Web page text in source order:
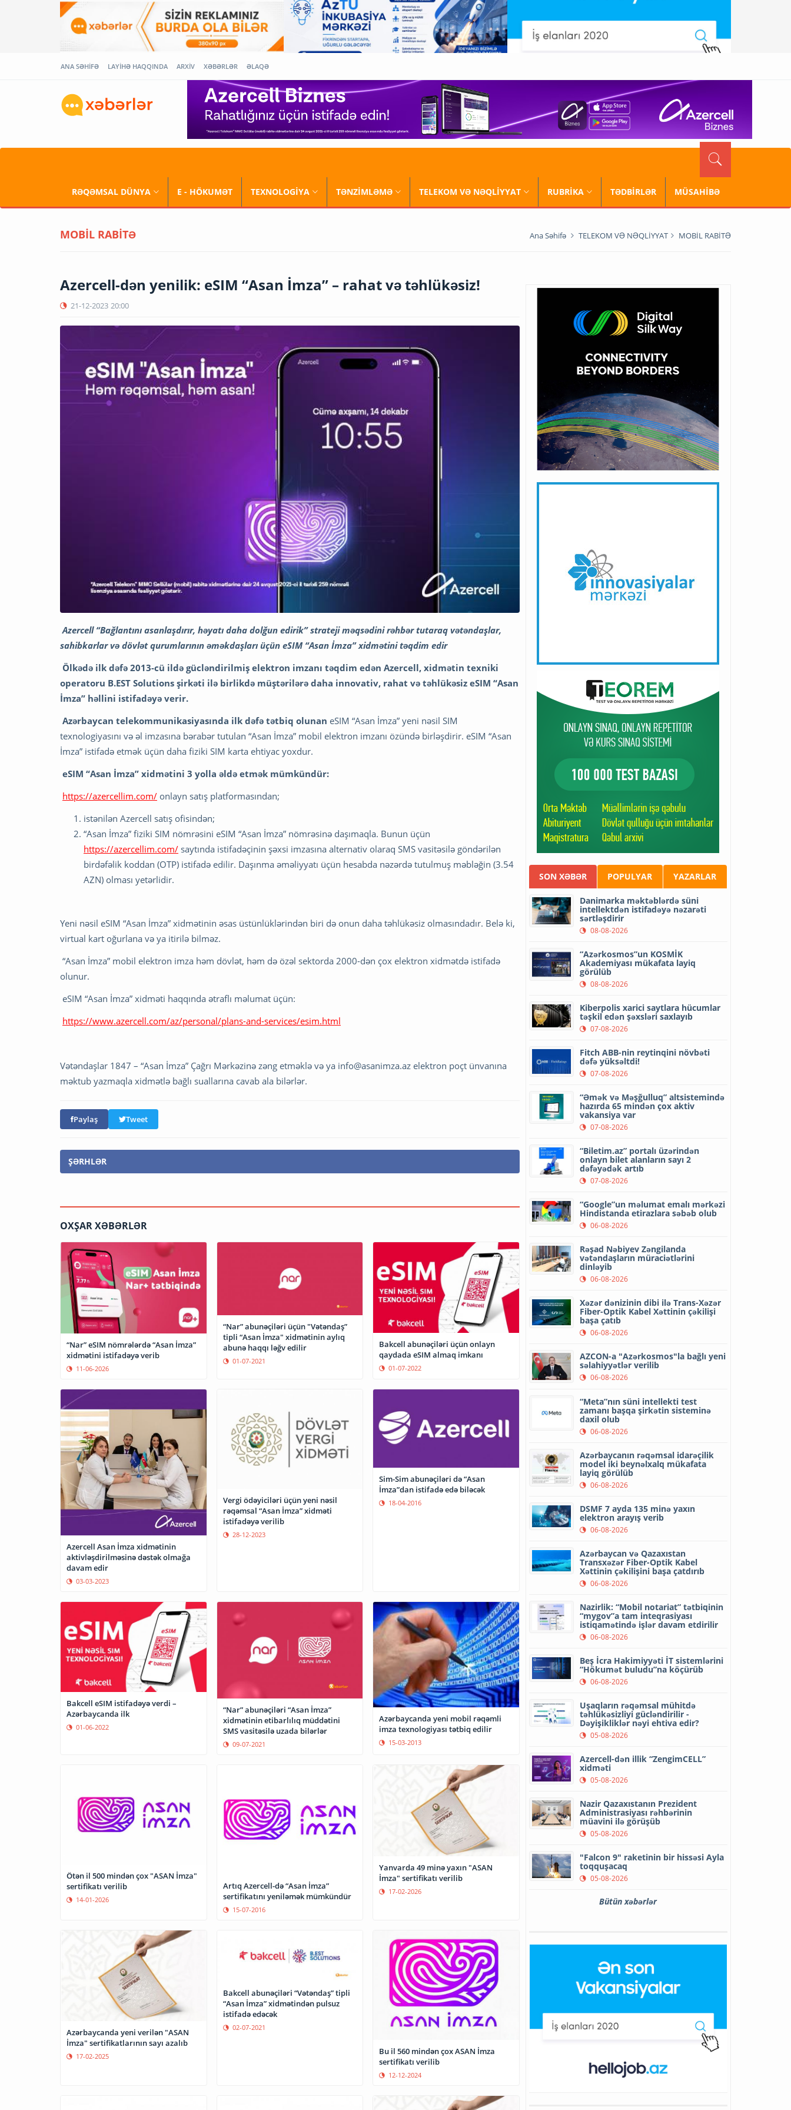
ANA SƏHİFƏ LAYİHƏ HAQQINDA ARXİV XƏBƏRLƏR ƏLAQƏ
RƏQƏMSAL DÜNYA E - HÖKUMƏT TEXNOLOGİYA TƏNZİMLƏMƏ TELEKOM VƏ NƏQLİYYAT RUBRİKA TƏDBİRLƏR MÜSAHİBƏ
MOBİL RABİTƏ Ana Səhifə TELEKOM VƏ NƏQLİYYAT MOBİL RABİTƏ
Azercell-dən yenilik: eSIM “Asan İmza” – rahat və təhlükəsiz!
21-12-2023 20:00
Azercell “Bağlantını asanlaşdırır, həyatı daha dolğun edirik” strateji məqsədini rəhbər tutaraq vətəndaşlar,
sahibkarlar və dövlət qurumlarının əməkdaşları üçün eSIM “Asan İmza” xidmətini təqdim edir
Ölkədə ilk dəfə 2013-cü ildə gücləndirilmiş elektron imzanı təqdim edən Azercell, xidmətin texniki
operatoru B.EST Solutions şirkəti ilə birlikdə müştərilərə daha innovativ, rahat və təhlükəsiz eSIM “Asan
İmza” həllini istifadəyə verir.
Azərbaycan telekommunikasiyasında ilk dəfə tətbiq olunan eSIM “Asan İmza” yeni nəsil SIM
texnologiyasını və əl imzasına bərabər tutulan “Asan İmza” mobil elektron imzanı özündə birləşdirir. eSIM “Asan
İmza” istifadə etmək üçün daha fiziki SIM karta ehtiyac yoxdur.
eSIM “Asan İmza” xidmətini 3 yolla əldə etmək mümkündür:
https://azercellim.com/ onlayn satış platformasından;
istənilən Azercell satış ofisindən;
“Asan İmza” fiziki SIM nömrəsini eSIM “Asan İmza” nömrəsinə daşımaqla. Bunun üçün
https://azercellim.com/ saytında istifadəçinin şəxsi imzasına alternativ olaraq SMS vasitəsilə göndərilən
birdəfəlik koddan (OTP) istifadə edilir. Daşınma əməliyyatı üçün hesabda nəzərdə tutulmuş məbləğin (3.54
AZN) olması yetərlidir.
Yeni nəsil eSIM “Asan İmza” xidmətinin əsas üstünlüklərindən biri də onun daha təhlükəsiz olmasındadır. Belə ki,
virtual kart oğurlana və ya itirilə bilməz.
“Asan İmza” mobil elektron imza həm dövlət, həm də özəl sektorda 2000-dən çox elektron xidmətdə istifadə
olunur.
eSIM “Asan İmza” xidməti haqqında ətraflı məlumat üçün:
https://www.azercell.com/az/personal/plans-and-services/esim.html
Vətəndaşlar 1847 – “Asan İmza” Çağrı Mərkəzinə zəng etməklə və ya info@asanimza.az elektron poçt ünvanına
məktub yazmaqla xidmətlə bağlı suallarına cavab ala bilərlər.
Paylaş Tweet
ŞƏRHLƏR
OXŞAR XƏBƏRLƏR
“Nar” eSIM nömrələrdə “Asan İmza”
xidmətini istifadəyə verib
11-06-2026
“Nar” abunəçiləri üçün "Vətəndaş”
tipli “Asan İmza" xidmətinin aylıq
abunə haqqı ləğv edilir
01-07-2021
Bakcell abunəçiləri üçün onlayn
qaydada eSIM almaq imkanı
01-07-2022
Azercell Asan İmza xidmətinin
aktivləşdirilməsinə dəstək olmağa
davam edir
03-03-2023
Vergi ödəyiciləri üçün yeni nəsil
rəqəmsal “Asan İmza” xidməti
istifadəyə verilib
28-12-2023
Sim-Sim abunəçiləri də “Asan
İmza”dan istifadə edə biləcək
18-04-2016
Bakcell eSIM istifadəyə verdi –
Azərbaycanda ilk
01-06-2022
“Nar” abunəçiləri “Asan İmza”
xidmətinin etibarlılıq müddətini
SMS vasitəsilə uzada bilərlər
09-07-2021
Azərbaycanda yeni mobil rəqəmli
imza texnologiyası tətbiq edilir
15-03-2013
Ötən il 500 mindən çox "ASAN İmza"
sertifikatı verilib
14-01-2026
Artıq Azercell-də “Asan İmza”
sertifikatını yeniləmək mümkündür
15-07-2016
Yanvarda 49 minə yaxın "ASAN
İmza" sertifikatı verilib
17-02-2026
Azərbaycanda yeni verilən "ASAN
İmza" sertifikatlarının sayı azalıb
17-02-2025
Bakcell abunəçiləri “Vətəndaş” tipli
“Asan İmza” xidmətindən pulsuz
istifadə edəcək
02-07-2021
Bu il 560 mindən çox ASAN İmza
sertifikatı verilib
12-12-2024
SON XƏBƏR POPULYAR YAZARLAR
Danimarka məktəblərdə süni
intellektdən istifadəyə nəzarəti
sərtləşdirir
08-08-2026
“Azərkosmos”un KOSMİK
Akademiyası mükafata layiq
görülüb
08-08-2026
Kiberpolis xarici saytlara hücumlar
təşkil edən şəxsləri saxlayıb
07-08-2026
Fitch ABB-nin reytinqini növbəti
dəfə yüksəltdi!
07-08-2026
“Əmək və Məşğulluq” altsistemində
hazırda 65 mindən çox aktiv
vakansiya var
07-08-2026
“Biletim.az” portalı üzərindən
onlayn bilet alanların sayı 2
dəfəyədək artıb
07-08-2026
“Google”un məlumat emalı mərkəzi
Hindistanda etirazlara səbəb olub
06-08-2026
Rəşad Nəbiyev Zəngilanda
vətəndaşların müraciətlərini
dinləyib
06-08-2026
Xəzər dənizinin dibi ilə Trans-Xəzər
Fiber-Optik Kabel Xəttinin çəkilişi
başa çatıb
06-08-2026
AZCON-a "Azərkosmos"la bağlı yeni
səlahiyyətlər verilib
06-08-2026
“Meta”nın süni intellekti test
zamanı başqa şirkətin sisteminə
daxil olub
06-08-2026
Azərbaycanın rəqəmsal idarəçilik
model iki beynəlxalq mükafata
layiq görülüb
06-08-2026
DSMF 7 ayda 135 minə yaxın
elektron arayış verib
06-08-2026
Azərbaycan və Qazaxıstan
Transxəzər Fiber-Optik Kabel
Xəttinin çəkilişini başa çatdırıb
06-08-2026
Nazirlik: “Mobil notariat” tətbiqinin
“mygov”a tam inteqrasiyası
istiqamətində işlər davam etdirilir
06-08-2026
Beş İcra Hakimiyyəti İT sistemlərini
“Hökumət buludu”na köçürüb
06-08-2026
Uşaqların rəqəmsal mühitdə
təhlükəsizliyi gücləndirilir -
Dəyişikliklər nəyi ehtiva edir?
05-08-2026
Azercell-dən illik “ZengimCELL”
xidməti
05-08-2026
Nazir Qazaxıstanın Prezident
Administrasiyası rəhbərinin
müavini ilə görüşüb
05-08-2026
"Falcon 9" raketinin bir hissəsi Ayla
toqquşacaq
05-08-2026
Bütün xəbərlər